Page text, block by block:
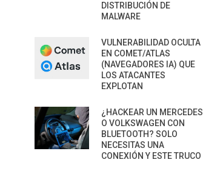
DISTRIBUCIÓN DE
MALWARE
VULNERABILIDAD OCULTA
EN COMET/ATLAS
(NAVEGADORES IA) QUE
LOS ATACANTES
EXPLOTAN
¿HACKEAR UN MERCEDES
O VOLKSWAGEN CON
BLUETOOTH? SOLO
NECESITAS UNA
CONEXIÓN Y ESTE TRUCO